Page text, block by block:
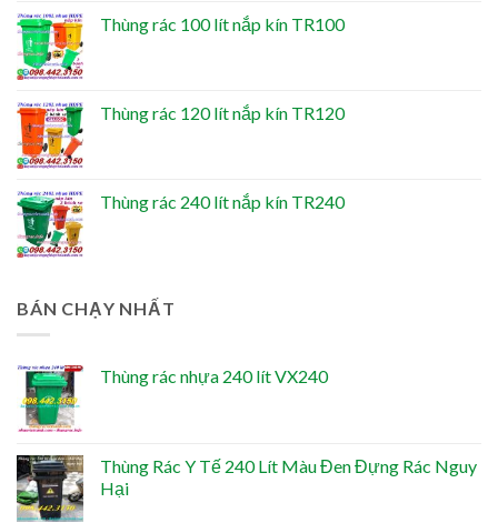
Thùng rác 100 lít nắp kín TR100
Thùng rác 120 lít nắp kín TR120
Thùng rác 240 lít nắp kín TR240
BÁN CHẠY NHẤT
Thùng rác nhựa 240 lít VX240
Thùng Rác Y Tế 240 Lít Màu Đen Đựng Rác Nguy
Hại